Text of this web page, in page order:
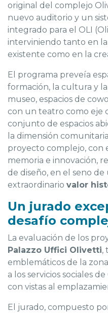
original del complejo
nuevo auditorio y un
integrado para el OLI
interviniendo tanto en
existente como en la
El programa preveía
formación, la cultura y la
museo, espacios de
con un teatro como eje
conjunto de espacios
la dimensión
proyecto complejo, con
memoria e innovación,
de diseño, en el seno de
extraordinario valor
Un jurado
desafío
La evaluación de los
Palazzo Uffici Olivetti,
emblemáticos de la
a los servicios sociales
con vistas al
El jurado, compuesto